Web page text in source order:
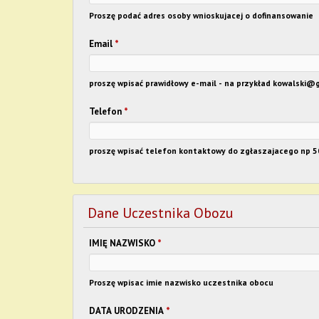
Proszę podać adres osoby wnioskujacej o dofinansowanie
Email *
proszę wpisać prawidłowy e-mail - na przykład
Telefon *
proszę wpisać telefon kontaktowy do zgłaszajacego np
Dane Uczestnika Obozu
IMIĘ NAZWISKO *
Proszę wpisac imie nazwisko uczestnika obocu
DATA URODZENIA *